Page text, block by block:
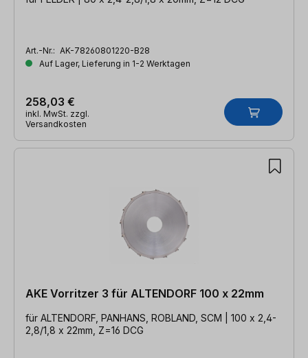
Art.-Nr.: AK-78260801220-B28
Auf Lager, Lieferung in 1-2 Werktagen
258,03 €
inkl. MwSt. zzgl.
Versandkosten
AKE Vorritzer 3 für ALTENDORF 100 x 22mm
für ALTENDORF, PANHANS, ROBLAND, SCM | 100 x 2,4-
2,8/1,8 x 22mm, Z=16 DCG